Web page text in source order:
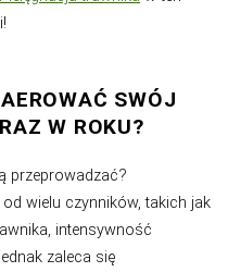
czyli aeracja,
trawnika dokładnie?
lepiej wchłaniać tlen,
poprawa wymiany
co zwiększa
jej krzewienie.